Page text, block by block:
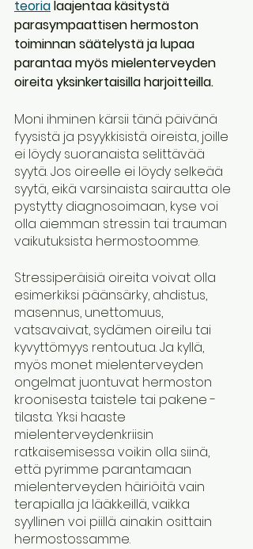
teoria laajentaa käsitystä
parasympaattisen hermoston
toiminnan säätelystä ja lupaa
parantaa myös mielenterveyden
oireita yksinkertaisilla harjoitteilla.
Moni ihminen kärsii tänä päivänä
fyysistä ja psyykkisistä oireista, joille
ei löydy suoranaista selittävää
syytä. Jos oireelle ei löydy selkeää
syytä, eikä varsinaista sairautta ole
pystytty diagnosoimaan, kyse voi
olla aiemman stressin tai trauman
vaikutuksista hermostoomme.
Stressiperäisiä oireita voivat olla
esimerkiksi päänsärky, ahdistus,
masennus, unettomuus,
vatsavaivat, sydämen oireilu tai
kyvyttömyys rentoutua. Ja kyllä,
myös monet mielenterveyden
ongelmat juontuvat hermoston
kroonisesta taistele tai pakene -
tilasta. Yksi haaste
mielenterveydenkriisin
ratkaisemisessa voikin olla siinä,
että pyrimme parantamaan
mielenterveyden häiriöitä vain
terapialla ja lääkkeillä, vaikka
syyllinen voi piillä ainakin osittain
hermostossamme.